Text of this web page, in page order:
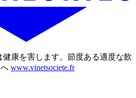
康を害します。節度ある適度な飲
www.vinetsociete.fr